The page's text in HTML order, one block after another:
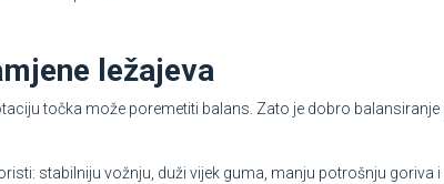
ležajeva
točka može poremetiti balans. Zato je dobro
stabilniju vožnju, duži vijek guma, manju potrošnju goriva